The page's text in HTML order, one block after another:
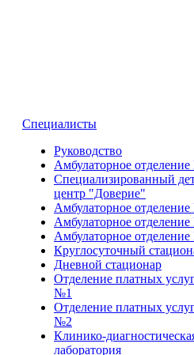
Специалисты
Руководство
Амбулаторное
Специализированный
центр "Доверие"
Амбулаторное
Амбулаторное
Амбулаторное
Круглосуточный
Дневной стационар
Отделение платных
№1
Отделение платных
№2
Клинико-
лаборатория